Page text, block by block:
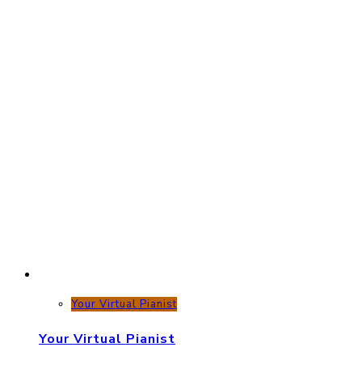
Your Virtual Pianist
Your Virtual Pianist